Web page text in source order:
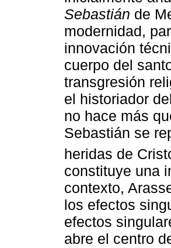
Sebastián de
modernidad,
innovación
cuerpo del
transgresión
el historiador
no hace más
Sebastián se
heridas de
constituye una
contexto,
los efectos
efectos
abre el centro